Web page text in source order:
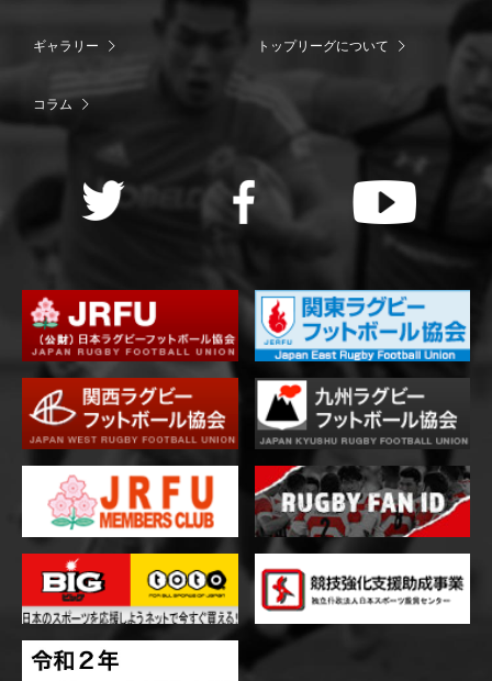
ギャラリー トップリーグについて
コラム